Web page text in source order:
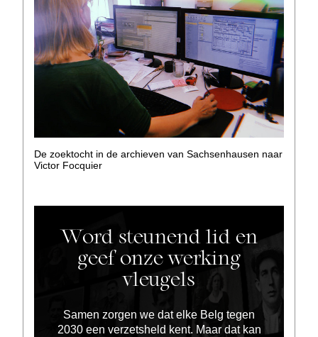
De zoektocht in de archieven van Sachsenhausen naar
Victor Focquier
Word steunend lid en
geef onze werking
vleugels
Samen zorgen we dat elke Belg tegen
2030 een verzetsheld kent. Maar dat kan